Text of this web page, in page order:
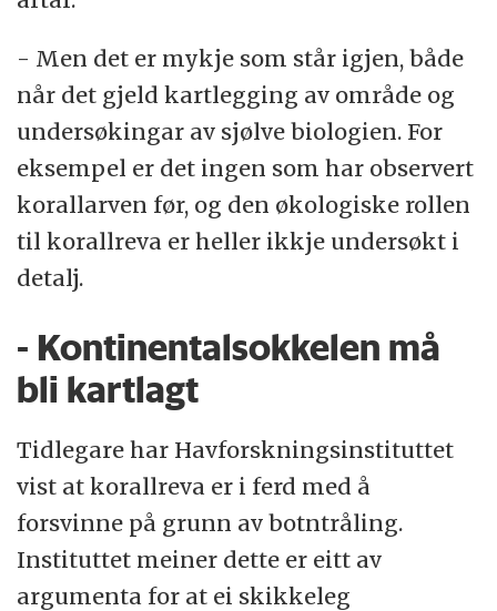
- Men det er mykje som står igjen, både
når det gjeld kartlegging av område og
undersøkingar av sjølve biologien. For
eksempel er det ingen som har observert
korallarven før, og den økologiske rollen
til korallreva er heller ikkje undersøkt i
detalj.
- Kontinentalsokkelen må
bli kartlagt
Tidlegare har Havforskningsinstituttet
vist at korallreva er i ferd med å
forsvinne på grunn av botntråling.
Instituttet meiner dette er eitt av
argumenta for at ei skikkeleg